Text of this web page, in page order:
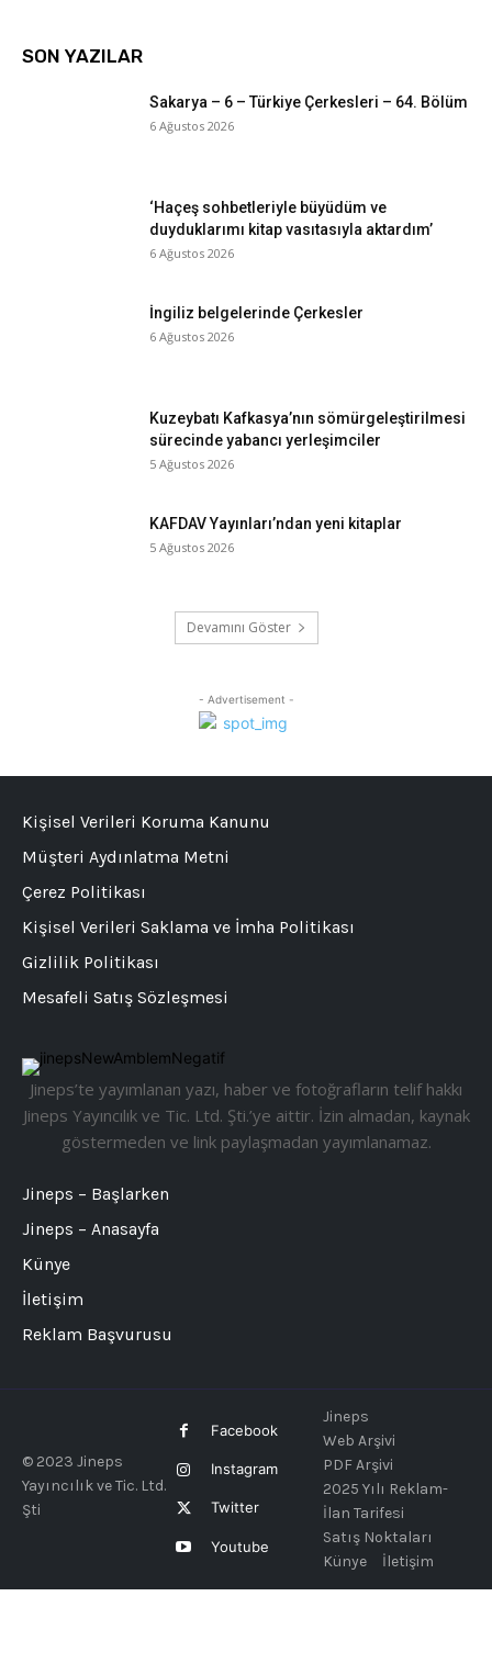
SON YAZILAR
Sakarya – 6 – Türkiye Çerkesleri – 64. Bölüm
6 Ağustos 2026
‘Haçeş sohbetleriyle büyüdüm ve
duyduklarımı kitap vasıtasıyla aktardım’
6 Ağustos 2026
İngiliz belgelerinde Çerkesler
6 Ağustos 2026
Kuzeybatı Kafkasya’nın sömürgeleştirilmesi
sürecinde yabancı yerleşimciler
5 Ağustos 2026
KAFDAV Yayınları’ndan yeni kitaplar
5 Ağustos 2026
Devamını Göster
- Advertisement -
Jineps’te yayımlanan yazı, haber ve fotoğrafların telif hakkı
Jineps Yayıncılık ve Tic. Ltd. Şti.’ye aittir. İzin almadan, kaynak
göstermeden ve link paylaşmadan yayımlanamaz.
Jineps – Başlarken
Jineps – Anasayfa
Künye
İletişim
Reklam Başvurusu
Kişisel Verileri Koruma Kanunu
Müşteri Aydınlatma Metni
Çerez Politikası
Kişisel Verileri Saklama ve İmha Politikası
Gizlilik Politikası
Mesafeli Satış Sözleşmesi
© 2023 Jineps
Yayıncılık ve Tic. Ltd.
Şti
Facebook
Instagram
Twitter
Youtube
Jineps
Web Arşivi
PDF Arşivi
2025 Yılı Reklam-
İlan Tarifesi
Satış Noktaları
Künye
İletişim